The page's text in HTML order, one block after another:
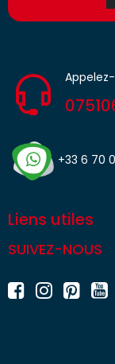
+33 6 70
Liens utiles
SUIVEZ-NOUS